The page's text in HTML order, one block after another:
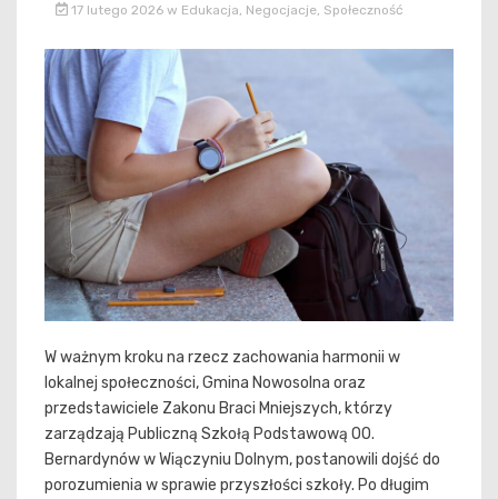
17 lutego 2026 w Edukacja Negocjacje, Społeczność
W ważnym kroku na rzecz zachowania harmonii w
lokalnej społeczności, Gmina Nowosolna oraz
przedstawiciele Zakonu Braci Mniejszych, którzy
zarządzają Publiczną Szkołą Podstawową OO.
Bernardynów w Wiączyniu Dolnym, postanowili dojść do
porozumienia w sprawie przyszłości szkoły. Po długim